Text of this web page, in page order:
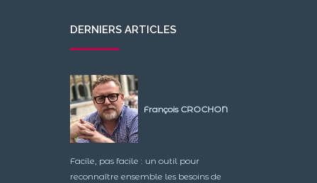
DERNIERS ARTICLES
François CROCHON
Facile, pas facile : un outil pour
reconnaître ensemble les besoins de